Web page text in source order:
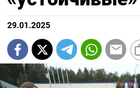
29.01.2025